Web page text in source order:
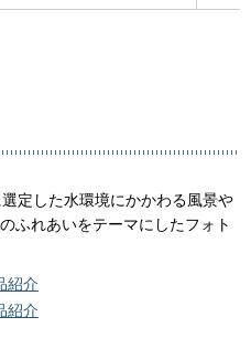
定した水環境にかかわる風景や
ふれあいをテーマにしたフォト
紹介
紹介